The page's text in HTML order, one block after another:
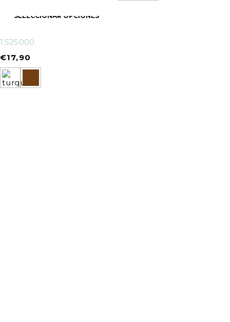
SELECCIONAR OPCIONES
1.S25000
€17,90